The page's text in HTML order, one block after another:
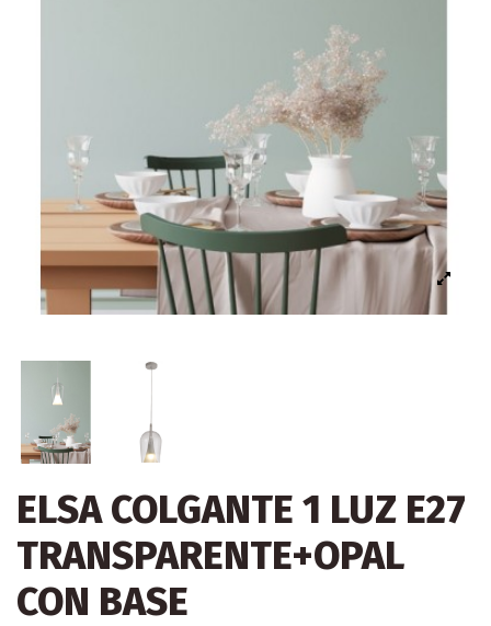
ELSA COLGANTE 1 LUZ E27
TRANSPARENTE+OPAL
CON BASE